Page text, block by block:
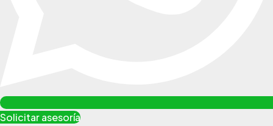
Solicitar asesoría